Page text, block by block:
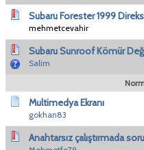
Subaru Forester 1999
mehmetcevahir
Subaru Sunroof Kömür
Salim
Multimedya Ekranı
gokhan83
Anahtarsız çalıştırmada